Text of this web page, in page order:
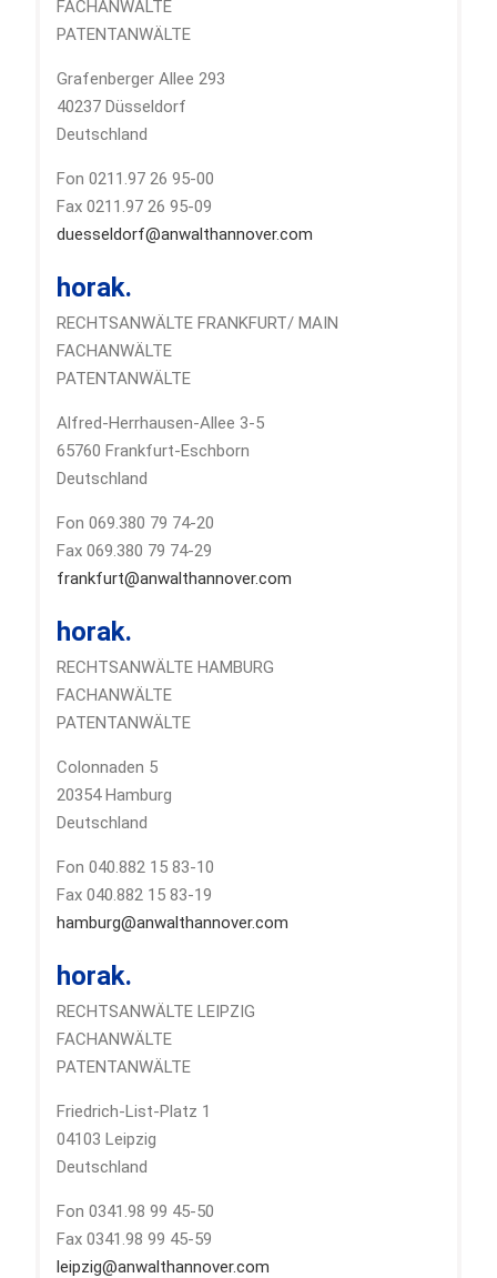
FACHANWÄLTE
PATENTANWÄLTE
Grafenberger Allee 293
40237 Düsseldorf
Deutschland
Fon 0211.97 26 95-00
Fax 0211.97 26 95-09
duesseldorf@anwalthannover.com
horak.
RECHTSANWÄLTE FRANKFURT/ MAIN
FACHANWÄLTE
PATENTANWÄLTE
Alfred-Herrhausen-Allee 3-5
65760 Frankfurt-Eschborn
Deutschland
Fon 069.380 79 74-20
Fax 069.380 79 74-29
frankfurt@anwalthannover.com
horak.
RECHTSANWÄLTE HAMBURG
FACHANWÄLTE
PATENTANWÄLTE
Colonnaden 5
20354 Hamburg
Deutschland
Fon 040.882 15 83-10
Fax 040.882 15 83-19
hamburg@anwalthannover.com
horak.
RECHTSANWÄLTE LEIPZIG
FACHANWÄLTE
PATENTANWÄLTE
Friedrich-List-Platz 1
04103 Leipzig
Deutschland
Fon 0341.98 99 45-50
Fax 0341.98 99 45-59
leipzig@anwalthannover.com